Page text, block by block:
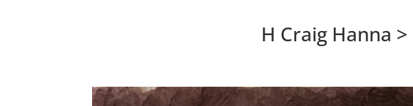
H Craig Hanna >